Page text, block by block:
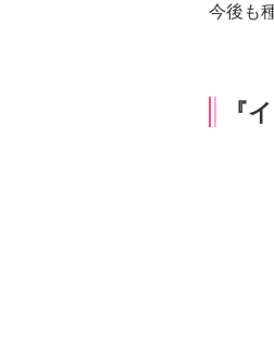
今後も
『